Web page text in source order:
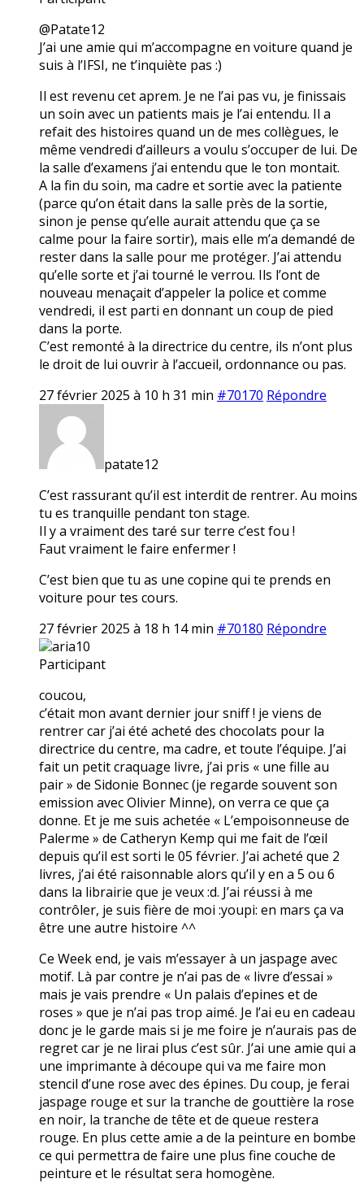
@Patate12
J’ai une amie qui m’accompagne en voiture quand je
suis à l’IFSI, ne t’inquiète pas :)
Il est revenu cet aprem. Je ne l’ai pas vu, je finissais
un soin avec un patients mais je l’ai entendu. Il a
refait des histoires quand un de mes collègues, le
même vendredi d’ailleurs a voulu s’occuper de lui. De
la salle d’examens j’ai entendu que le ton montait.
A la fin du soin, ma cadre et sortie avec la patiente
(parce qu’on était dans la salle près de la sortie,
sinon je pense qu’elle aurait attendu que ça se
calme pour la faire sortir), mais elle m’a demandé de
rester dans la salle pour me protéger. J’ai attendu
qu’elle sorte et j’ai tourné le verrou. Ils l’ont de
nouveau menaçait d’appeler la police et comme
vendredi, il est parti en donnant un coup de pied
dans la porte.
C’est remonté à la directrice du centre, ils n’ont plus
le droit de lui ouvrir à l’accueil, ordonnance ou pas.
27 février 2025 à 10 h 31 min #70170 Répondre
patate12
C’est rassurant qu’il est interdit de rentrer. Au moins
tu es tranquille pendant ton stage.
Il y a vraiment des taré sur terre c’est fou !
Faut vraiment le faire enfermer !
C’est bien que tu as une copine qui te prends en
voiture pour tes cours.
27 février 2025 à 18 h 14 min #70180 Répondre
aria10
Participant
coucou,
c’était mon avant dernier jour sniff ! je viens de
rentrer car j’ai été acheté des chocolats pour la
directrice du centre, ma cadre, et toute l’équipe. J’ai
fait un petit craquage livre, j’ai pris « une fille au
pair » de Sidonie Bonnec (je regarde souvent son
emission avec Olivier Minne), on verra ce que ça
donne. Et je me suis achetée « L’empoisonneuse de
Palerme » de Catheryn Kemp qui me fait de l’œil
depuis qu’il est sorti le 05 février. J’ai acheté que 2
livres, j’ai été raisonnable alors qu’il y en a 5 ou 6
dans la librairie que je veux :d. J’ai réussi à me
contrôler, je suis fière de moi :youpi: en mars ça va
être une autre histoire ^^
Ce Week end, je vais m’essayer à un jaspage avec
motif. Là par contre je n’ai pas de « livre d’essai »
mais je vais prendre « Un palais d’epines et de
roses » que je n’ai pas trop aimé. Je l’ai eu en cadeau
donc je le garde mais si je me foire je n’aurais pas de
regret car je ne lirai plus c’est sûr. J’ai une amie qui a
une imprimante à découpe qui va me faire mon
stencil d’une rose avec des épines. Du coup, je ferai
jaspage rouge et sur la tranche de gouttière la rose
en noir, la tranche de tête et de queue restera
rouge. En plus cette amie a de la peinture en bombe
ce qui permettra de faire une plus fine couche de
peinture et le résultat sera homogène.